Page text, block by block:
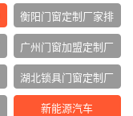
家
衡阳门窗定制厂家排
名
广州门窗加盟定制厂
家
湖北锁具门窗定制厂
家
新能源汽车